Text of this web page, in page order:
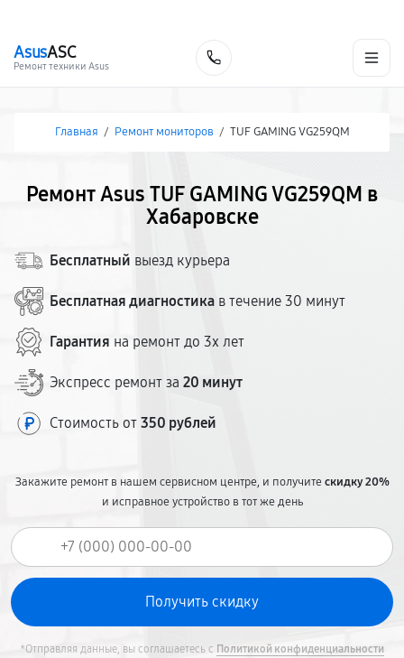
AsusASC
Ремонт техники Asus
Главная / Ремонт мониторов / TUF GAMING VG259QM
Ремонт Asus TUF GAMING VG259QM в
Хабаровске
Бесплатный выезд курьера
Бесплатная диагностика в течение 30 минут
Гарантия на ремонт до 3х лет
Экспресс ремонт за 20 минут
Стоимость от 350 рублей
Закажите ремонт в нашем сервисном центре, и получитескидку 20%
и исправное устройство в тот же день
*Отправляя данные, вы соглашаетесь с Политикой конфиденциальности